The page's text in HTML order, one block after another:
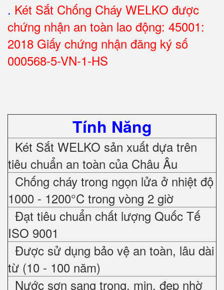
. Két Sắt Chống Cháy WELKO được
chứng nhận an toàn lao động: 45001:
2018 Giấy chứng nhận đăng ký số
000568-5-VN-1-HS
Tính Năng
Két Sắt WELKO sản xuất dựa trên
tiêu chuẩn an toàn của Châu Âu
Chống cháy trong ngọn lửa ở nhiệt độ
1000 - 1200°C trong vòng 2 giờ
Đạt tiêu chuẩn chất lượng Quốc Tế
ISO 9001
Được sử dụng bảo vệ an toàn, lâu dài
từ (10 - 100 năm)
Nước sơn sang trọng, mịn, đẹp nhờ